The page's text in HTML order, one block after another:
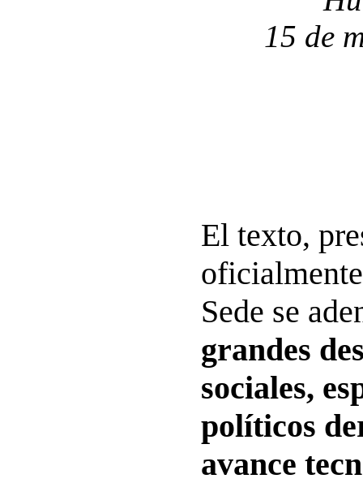
15 de
El texto,
Sede se
grandes
sociales,
políticos
avance